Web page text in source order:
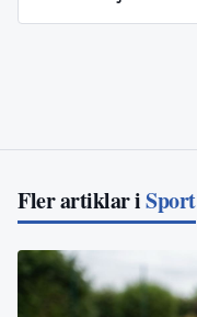
Fler artiklar iSport